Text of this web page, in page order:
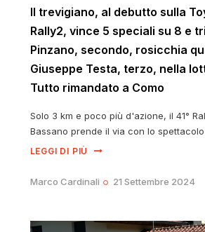
Il trevigiano, al debutto sulla
Rally2, vince 5 speciali su 8 e
Pinzano, secondo, rosicchia
Giuseppe Testa, terzo, nella
Tutto rimandato a Como
Solo 3 km e poco più d'azione, il 41°
Bassano prende il via con lo
LEGGI DI PIÙ
Marco Cardinali 21 Settembre 2024